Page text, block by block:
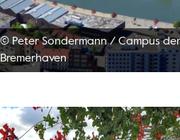
© Peter Sondermann/Campus
Bremerhaven